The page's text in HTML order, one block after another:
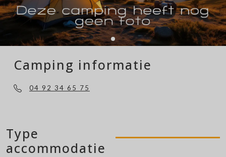
Camping informatie
04 92 34 65 75
Type
accommodatie